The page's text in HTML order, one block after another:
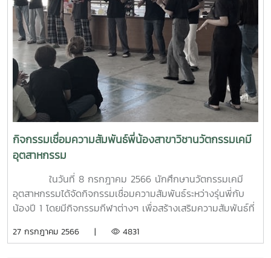
กิจกรรมเชื่อมความสัมพันธ์พี่น้องสาขาวิชานวัตกรรมเคมี
อุตสาหกรรม
ในวันที่ 8 กรกฎาคม 2566 นักศึกษานวัตกรรมเคมี
อุตสาหกรรมได้จัดกิจกรรมเชื่อมความสัมพันธ์ระหว่างรุ่นพี่กับ
น้องปี 1 โดยมีกิจกรรมกีฬาต่างๆ เพื่อสร้างเสริมความสัมพันธ์ที่
วิทยาศาสตร์ มหาวิทยาลัยแม่โจ้
27 กรกฎาคม 2566 | 4831